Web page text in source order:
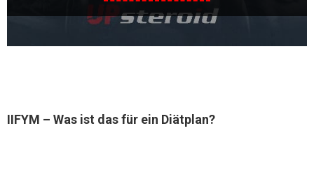
IIFYM – Was ist das für ein Diätplan?